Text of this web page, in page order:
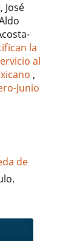
José
la
al
,
Junio
de